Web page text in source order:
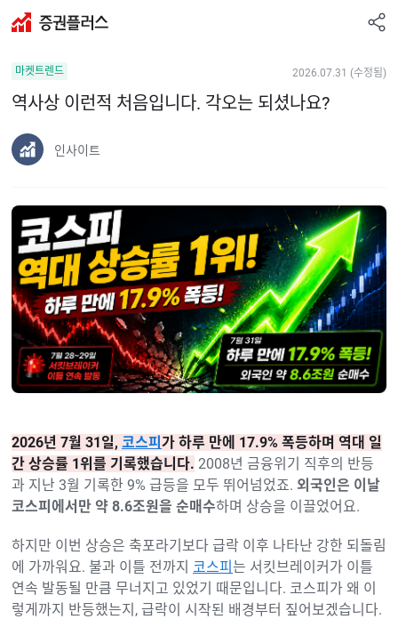
증
플
러
공
하
기
마켓트렌드 2026.07.31 (수정됨)
역사상 이런적 처음입니다. 각오는 되셨나요?
인사이트
2026년 7월 31일, 코스피 가 하루 만에 17.9% 폭등하며 역대 일
간 상승률 1위를 기록했습니다. 2008년 금융위기 직후의 반등
과 지난 3월 기록한 9% 급등을 모두 뛰어넘었죠. 외국인은 이날
코스피에서만 약 8.6조원을 순매수하며 상승을 이끌었어요.
하지만 이번 상승은 축포라기보다 급락 이후 나타난 강한 되돌림
에 가까워요. 불과 이틀 전까지 코스피 는 서킷브레이커가 이틀
연속 발동될 만큼 무너지고 있었기 때문입니다. 코스피가 왜 이
렇게까지 반등했는지, 급락이 시작된 배경부터 짚어보겠습니다.